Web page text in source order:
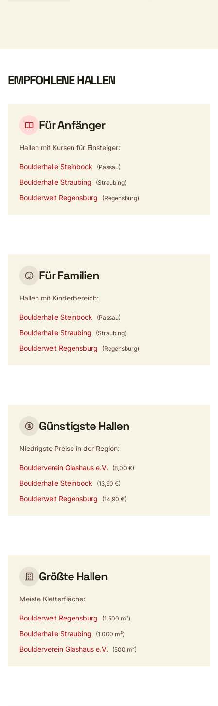
EMPFOHLENE HALLEN
Für Anfänger
Hallen mit Kursen für Einsteiger:
Boulderhalle Steinbock (Passau)
Boulderhalle Straubing (Straubing)
Boulderwelt Regensburg (Regensburg)
Für Familien
Hallen mit Kinderbereich:
Boulderhalle Steinbock (Passau)
Boulderhalle Straubing (Straubing)
Boulderwelt Regensburg (Regensburg)
Günstigste Hallen
Niedrigste Preise in der Region:
Boulderverein Glashaus e.V. (8,00 €)
Boulderhalle Steinbock (13,90 €)
Boulderwelt Regensburg (14,90 €)
Größte Hallen
Meiste Kletterfläche:
Boulderwelt Regensburg (1.500 m²)
Boulderhalle Straubing (1.000 m²)
Boulderverein Glashaus e.V. (500 m²)